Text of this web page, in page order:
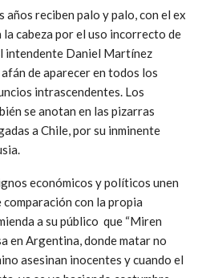
reciben palo y palo, con el ex
cabeza por el uso incorrecto de
intendente Daniel Martínez
de aparecer en todos los
intrascendentes. Los
se anotan en las pizarras
a Chile, por su inminente
económicos y políticos unen
comparación con la propia
a su público que “Miren
en Argentina, donde matar no
asesinan inocentes y cuando el